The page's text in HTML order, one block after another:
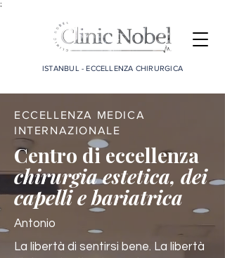
;
ISTANBUL - ECCELLENZA CHIRURGICA
ECCELLENZA MEDICA
INTERNAZIONALE
Centro di eccellenza
chirurgia estetica, dei
capelli e bariatrica
Antonio
La libertà di sentirsi bene. La libertà